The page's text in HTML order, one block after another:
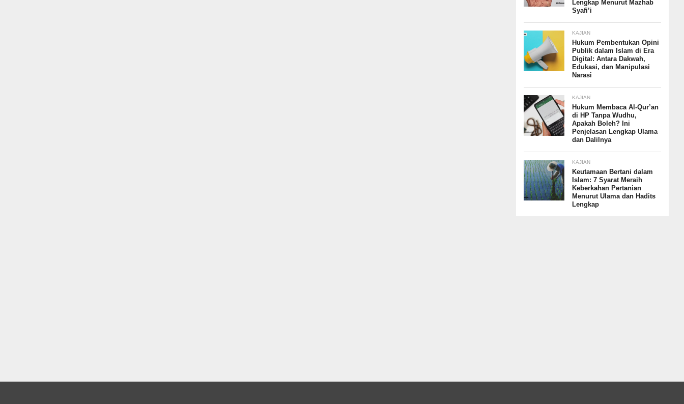
Lengkap Menurut Mazhab
Syafi’i
KAJIAN
Hukum Pembentukan Opini
Publik dalam Islam di Era
Digital: Antara Dakwah,
Edukasi, dan Manipulasi
Narasi
KAJIAN
Hukum Membaca Al-Qur’an
di HP Tanpa Wudhu,
Apakah Boleh? Ini
Penjelasan Lengkap Ulama
dan Dalilnya
KAJIAN
Keutamaan Bertani dalam
Islam: 7 Syarat Meraih
Keberkahan Pertanian
Menurut Ulama dan Hadits
Lengkap